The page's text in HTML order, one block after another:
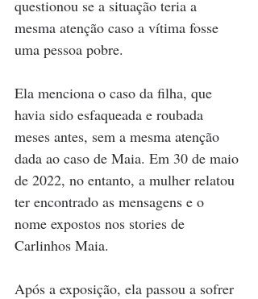
questionou se a situação teria a
mesma atenção caso a vítima fosse
uma pessoa pobre.
Ela menciona o caso da filha, que
havia sido esfaqueada e roubada
meses antes, sem a mesma atenção
dada ao caso de Maia. Em 30 de maio
de 2022, no entanto, a mulher relatou
ter encontrado as mensagens e o
nome expostos nos stories de
Carlinhos Maia.
Após a exposição, ela passou a sofrer